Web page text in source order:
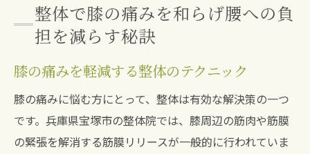
整体で膝の痛みを和らげ腰への負
担を減らす秘訣
膝の痛みを軽減する整体のテクニック
膝の痛みに悩む方にとって、整体は有効な解決策の一つ
です。兵庫県宝塚市の整体院では、膝周辺の筋肉や筋膜
の緊張を解消する筋膜リリースが一般的に行われていま